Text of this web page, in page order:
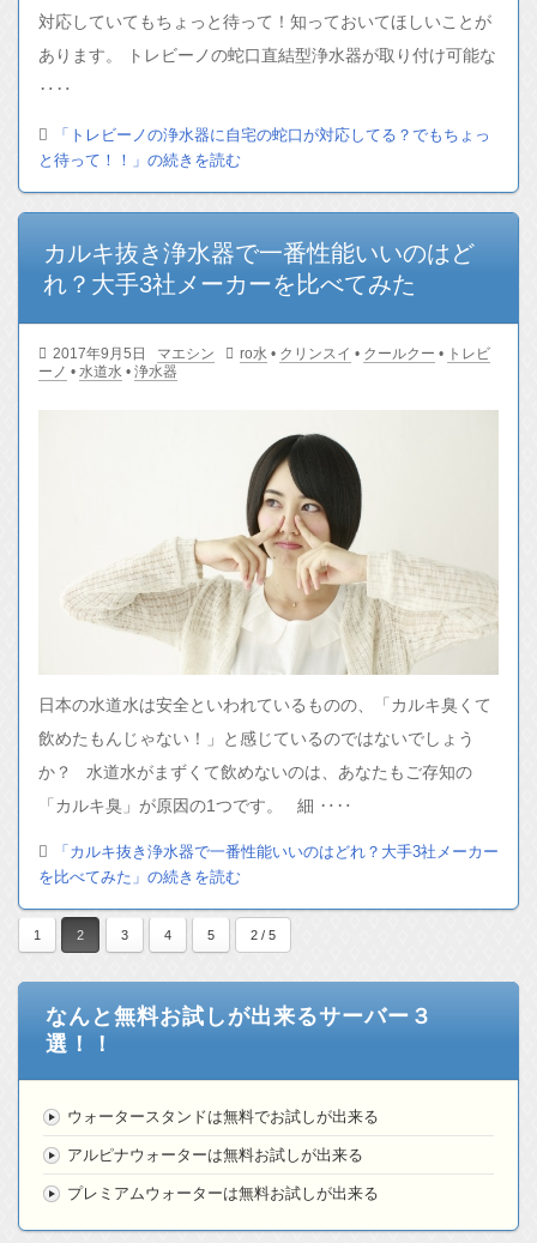
対応していてもちょっと待って！知っておいてほしいことが
あります。 トレビーノの蛇口直結型浄水器が取り付け可能な
‥‥
「トレビーノの浄水器に自宅の蛇口が対応してる？でもちょっ
と待って！！」の続きを読む
カルキ抜き浄水器で一番性能いいのはど
れ？大手3社メーカーを比べてみた
2017年9月5日 マエシン ro水 • クリンスイ • クールクー • トレビ
ーノ • 水道水 • 浄水器
日本の水道水は安全といわれているものの、「カルキ臭くて
飲めたもんじゃない！」と感じているのではないでしょう
か？ 水道水がまずくて飲めないのは、あなたもご存知の
「カルキ臭」が原因の1つです。 細 ‥‥
「カルキ抜き浄水器で一番性能いいのはどれ？大手3社メーカー
を比べてみた」の続きを読む
1 2 3 4 5 2 / 5
なんと無料お試しが出来るサーバー３
選！！
ウォータースタンドは無料でお試しが出来る
アルピナウォーターは無料お試しが出来る
プレミアムウォーターは無料お試しが出来る